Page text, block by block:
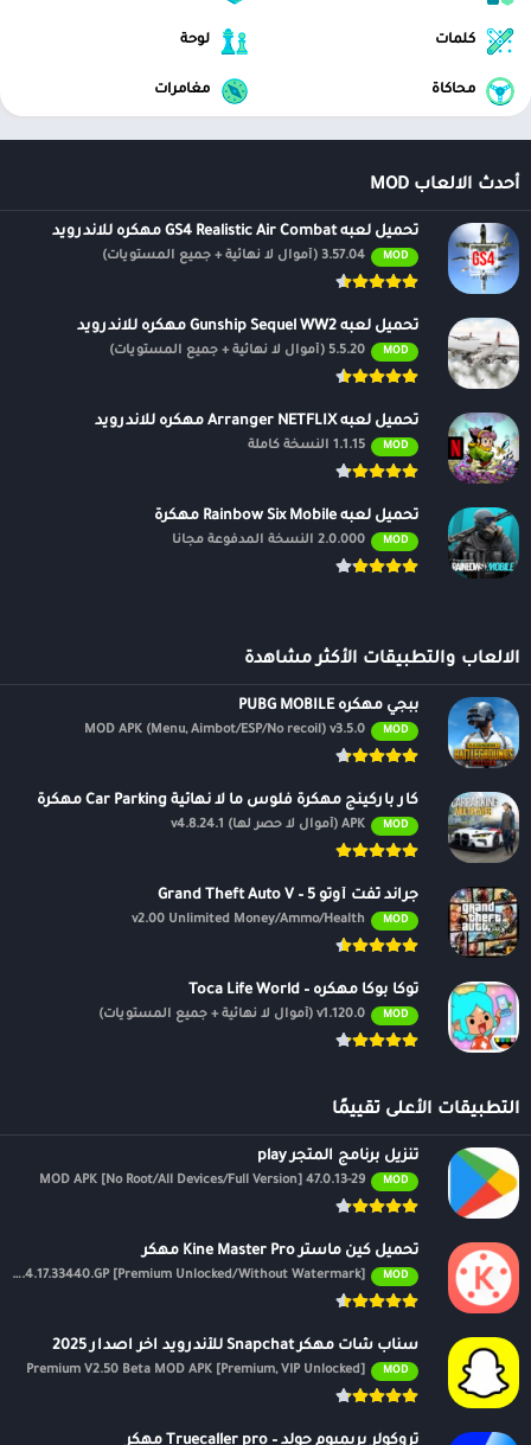
كلمات لوحة
محاكاة مغامرات
أحدث الالعاب MOD
تحميل لعبه GS4 Realistic Air Combat مهكره للاندرويد
MOD 3.57.04 (أموال لا نهائية + جميع المستويات)
تحميل لعبه Gunship Sequel WW2 مهكره للاندرويد
MOD 5.5.20 (أموال لا نهائية + جميع المستويات)
تحميل لعبه Arranger NETFLIX مهكره للاندرويد
MOD 1.1.15 النسخة كاملة
تحميل لعبه Rainbow Six Mobile مهكرة
MOD 2.0.000 النسخة المدفوعة مجانًا
الالعاب والتطبيقات الأكثر مشاهدة
ببجي مهكره PUBG MOBILE
MOD
MOD APK (Menu, Aimbot/ESP/No recoil) v3.5.0
كار باركينج مهكرة فلوس ما لا نهائية Car Parking مهكرة
MOD APK (أموال لا حصر لها) v4.8.24.1
جراند ثفت أوتو 5 – Grand Theft Auto V
MOD
v2.00 Unlimited Money/Ammo/Health
توكا بوكا مهكره – Toca Life World
MOD v1.120.0 (أموال لا نهائية + جميع المستويات)
التطبيقات الأعلى تقييمًا
تنزيل برنامج المتجر play
MOD
47.0.13-29 MOD APK [No Root/All Devices/Full Version]
تحميل كين ماستر Kine Master Pro مهكر
MOD
APK v7.4.17.33440.GP [Premium Unlocked/Without Watermark]
سناب شات مهكر Snapchat للأندرويد اخر اصدار 2025
MOD
Premium V2.50 Beta MOD APK [Premium, VIP Unlocked]
تروكولر بريميوم جولد – Truecaller pro مهكر